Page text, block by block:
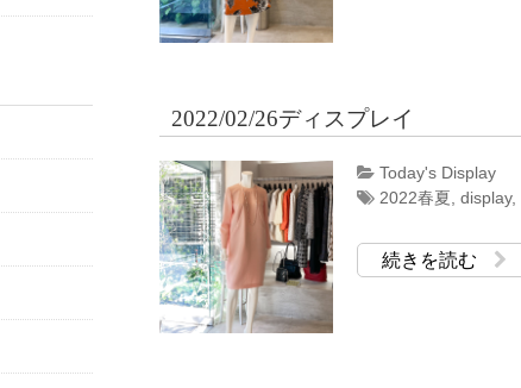
2022/02/26ディスプレイ
Today's Display
2022春夏 display,
続きを読む